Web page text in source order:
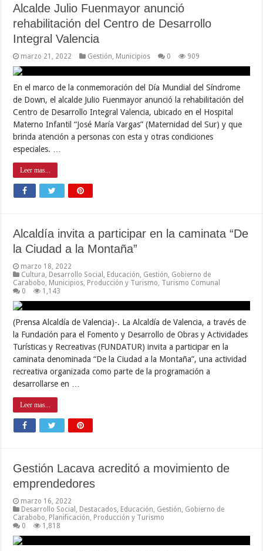
Alcalde Julio Fuenmayor anunció
rehabilitación del Centro de Desarrollo
Integral Valencia
marzo 21, 2022 Gestión Municipios 0 909
En el marco de la conmemoración del Día Mundial del Síndrome
de Down, el alcalde Julio Fuenmayor anunció la rehabilitación del
Centro de Desarrollo Integral Valencia, ubicado en el Hospital
Materno Infantil “José María Vargas” (Maternidad del Sur) y que
brinda atención a personas con esta y otras condiciones
especiales. …
Leer mas...
Alcaldía invita a participar en la caminata “De
la Ciudad a la Montaña”
marzo 18, 2022
Cultura Desarrollo Social Educación Gestión Gobierno de
Carabobo Municipios Producción y Turismo Turismo Comunal
0
1,143
(Prensa Alcaldía de Valencia)-. La Alcaldía de Valencia, a través de
la Fundación para el Fomento y Desarrollo de Obras y Actividades
Turísticas y Recreativas (FUNDATUR) invita a participar en la
caminata denominada “De la Ciudad a la Montaña”, una actividad
recreativa organizada como parte de la programación a
desarrollarse en …
Leer mas...
Gestión Lacava acreditó a movimiento de
emprendedores
marzo 16, 2022
Desarrollo Social
Destacados Educación Gestión Gobierno de
Carabobo Planificación Producción y Turismo
0
1,818